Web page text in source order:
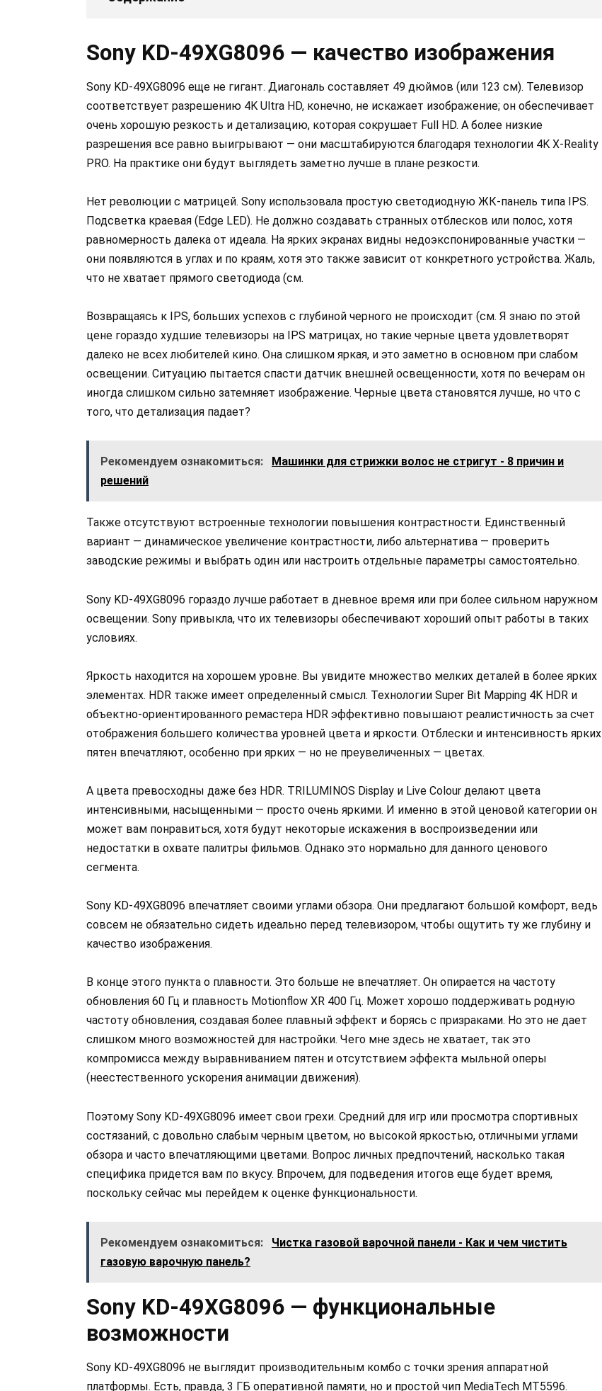
Sony KD-49XG8096 — качество изображения
Sony KD-49XG8096 еще не гигант. Диагональ составляет 49 дюймов (или 123 см). Телевизор
соответствует разрешению 4K Ultra HD, конечно, не искажает изображение; он обеспечивает
очень хорошую резкость и детализацию, которая сокрушает Full HD. А более низкие
разрешения все равно выигрывают — они масштабируются благодаря технологии 4K X-Reality
PRO. На практике они будут выглядеть заметно лучше в плане резкости.
Нет революции с матрицей. Sony использовала простую светодиодную ЖК-панель типа IPS.
Подсветка краевая (Edge LED). Не должно создавать странных отблесков или полос, хотя
равномерность далека от идеала. На ярких экранах видны недоэкспонированные участки —
они появляются в углах и по краям, хотя это также зависит от конкретного устройства. Жаль,
что не хватает прямого светодиода (см.
Возвращаясь к IPS, больших успехов с глубиной черного не происходит (см. Я знаю по этой
цене гораздо худшие телевизоры на IPS матрицах, но такие черные цвета удовлетворят
далеко не всех любителей кино. Она слишком яркая, и это заметно в основном при слабом
освещении. Ситуацию пытается спасти датчик внешней освещенности, хотя по вечерам он
иногда слишком сильно затемняет изображение. Черные цвета становятся лучше, но что с
того, что детализация падает?
Рекомендуем ознакомиться:
Машинки для стрижки волос не стригут - 8 причин и
решений
Также отсутствуют встроенные технологии повышения контрастности. Единственный
вариант — динамическое увеличение контрастности, либо альтернатива — проверить
заводские режимы и выбрать один или настроить отдельные параметры самостоятельно.
Sony KD-49XG8096 гораздо лучше работает в дневное время или при более сильном наружном
освещении. Sony привыкла, что их телевизоры обеспечивают хороший опыт работы в таких
условиях.
Яркость находится на хорошем уровне. Вы увидите множество мелких деталей в более ярких
элементах. HDR также имеет определенный смысл. Технологии Super Bit Mapping 4K HDR и
объектно-ориентированного ремастера HDR эффективно повышают реалистичность за счет
отображения большего количества уровней цвета и яркости. Отблески и интенсивность ярких
пятен впечатляют, особенно при ярких — но не преувеличенных — цветах.
А цвета превосходны даже без HDR. TRILUMINOS Display и Live Colour делают цвета
интенсивными, насыщенными — просто очень яркими. И именно в этой ценовой категории он
может вам понравиться, хотя будут некоторые искажения в воспроизведении или
недостатки в охвате палитры фильмов. Однако это нормально для данного ценового
сегмента.
Sony KD-49XG8096 впечатляет своими углами обзора. Они предлагают большой комфорт, ведь
совсем не обязательно сидеть идеально перед телевизором, чтобы ощутить ту же глубину и
качество изображения.
В конце этого пункта о плавности. Это больше не впечатляет. Он опирается на частоту
обновления 60 Гц и плавность Motionflow XR 400 Гц. Может хорошо поддерживать родную
частоту обновления, создавая более плавный эффект и борясь с призраками. Но это не дает
слишком много возможностей для настройки. Чего мне здесь не хватает, так это
компромисса между выравниванием пятен и отсутствием эффекта мыльной оперы
(неестественного ускорения анимации движения).
Поэтому Sony KD-49XG8096 имеет свои грехи. Средний для игр или просмотра спортивных
состязаний, с довольно слабым черным цветом, но высокой яркостью, отличными углами
обзора и часто впечатляющими цветами. Вопрос личных предпочтений, насколько такая
специфика придется вам по вкусу. Впрочем, для подведения итогов еще будет время,
поскольку сейчас мы перейдем к оценке функциональности.
Рекомендуем ознакомиться:
Чистка газовой варочной панели - Как и чем чистить
газовую варочную панель?
Sony KD-49XG8096 — функциональные
возможности
Sony KD-49XG8096 не выглядит производительным комбо с точки зрения аппаратной
платформы. Есть, правда, 3 ГБ оперативной памяти, но и простой чип MediaTech MT5596.